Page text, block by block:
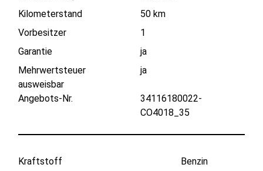
Kilometerstand
50 km
Vorbesitzer
1
Garantie
ja
Mehrwertsteuer
ausweisbar
ja
Angebots-Nr.
34116180022-
CO4018_35
Kraftstoff
Benzin